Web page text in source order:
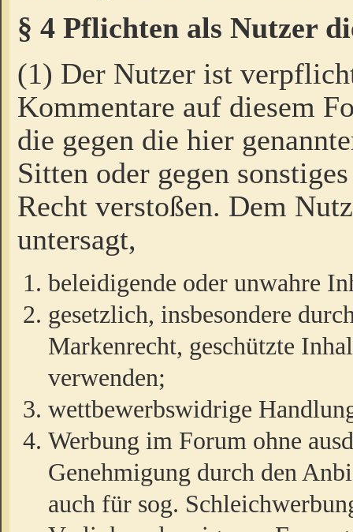
§ 4 Pflichten als Nutzer
(1) Der Nutzer ist
Kommentare auf diesem
die gegen die hier
Sitten oder gegen
Recht verstoßen. Dem
untersagt,
beleidigende oder unwahre
gesetzlich, insbesondere
Markenrecht, geschützte
verwenden;
wettbewerbswidrige
Werbung im Forum ohne
Genehmigung durch den
auch für sog.